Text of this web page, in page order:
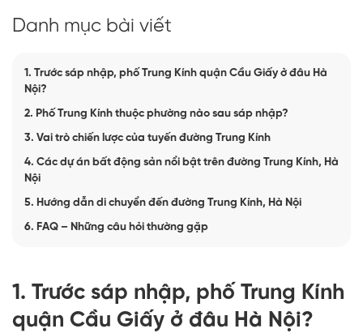
Danh mục bài viết
1. Trước sáp nhập, phố Trung Kính quận Cầu Giấy ở đâu Hà
Nội?
2. Phố Trung Kính thuộc phường nào sau sáp nhập?
3. Vai trò chiến lược của tuyến đường Trung Kính
4. Các dự án bất động sản nổi bật trên đường Trung Kính, Hà
Nội
5. Hướng dẫn di chuyển đến đường Trung Kính, Hà Nội
6. FAQ – Những câu hỏi thường gặp
1. Trước sáp nhập, phố Trung Kính
quận Cầu Giấy ở đâu Hà Nội?